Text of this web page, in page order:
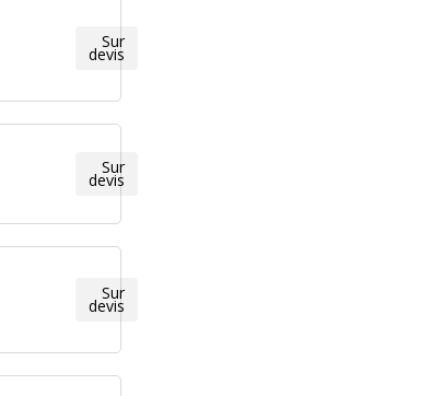
Sur
devis
Sur
devis
Sur
devis